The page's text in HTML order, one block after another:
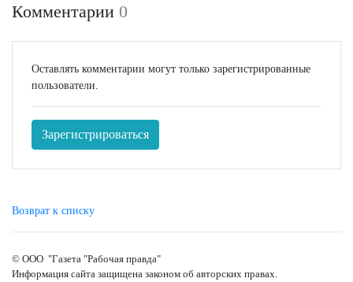
Комментарии 0
Оставлять комментарии могут только зарегистрированные
пользователи.
Зарегистрироваться
Возврат к списку
© ООО "Газета "Рабочая правда"
Информация сайта защищена законом об авторских правах.